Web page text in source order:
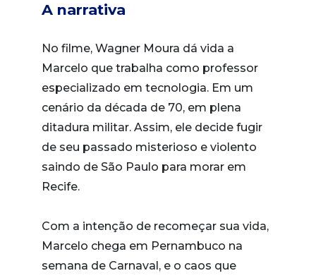
A narrativa
No filme, Wagner Moura dá vida a
Marcelo que trabalha como professor
especializado em tecnologia. Em um
cenário da década de 70, em plena
ditadura militar. Assim, ele decide fugir
de seu passado misterioso e violento
saindo de São Paulo para morar em
Recife.
Com a intenção de recomeçar sua vida,
Marcelo chega em Pernambuco na
semana de Carnaval, e o caos que